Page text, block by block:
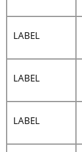
LABEL
LABEL
LABEL